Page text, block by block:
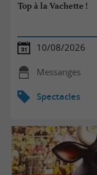
Top à la Vachette !
10/08/2026
Messanges
Spectacles